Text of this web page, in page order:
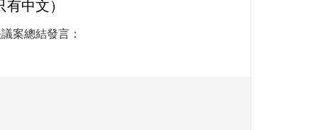
中文）
案總結發言：